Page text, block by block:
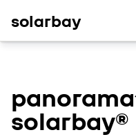
solarbay
solarbay®​